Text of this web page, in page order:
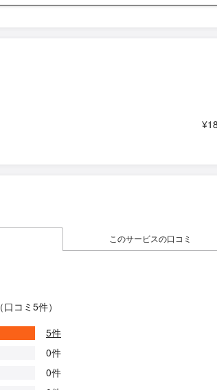
このサービスの口コミ
（口コミ5件）
5件
0件
0件